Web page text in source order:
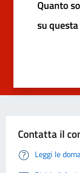
Quanto
su
Contatta il
Leggi le